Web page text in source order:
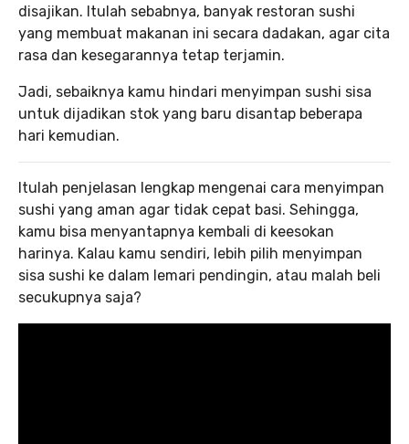
disajikan. Itulah sebabnya, banyak restoran sushi
yang membuat makanan ini secara dadakan, agar cita
rasa dan kesegarannya tetap terjamin.
Jadi, sebaiknya kamu hindari menyimpan sushi sisa
untuk dijadikan stok yang baru disantap beberapa
hari kemudian.
Itulah penjelasan lengkap mengenai cara menyimpan
sushi yang aman agar tidak cepat basi. Sehingga,
kamu bisa menyantapnya kembali di keesokan
harinya. Kalau kamu sendiri, lebih pilih menyimpan
sisa sushi ke dalam lemari pendingin, atau malah beli
secukupnya saja?